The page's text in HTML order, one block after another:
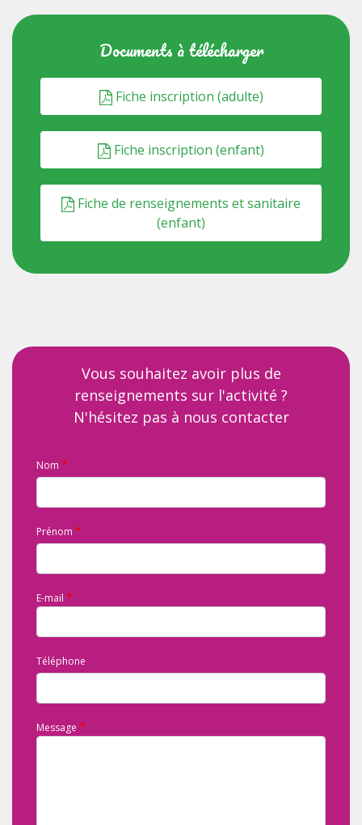
Documents à télécharger
Fiche inscription (adulte)
Fiche inscription (enfant)
Fiche de renseignements et sanitaire
(enfant)
Vous souhaitez avoir plus de
renseignements sur l'activité ?
N'hésitez pas à nous contacter
Nom
Prénom
E-mail
Téléphone
Message